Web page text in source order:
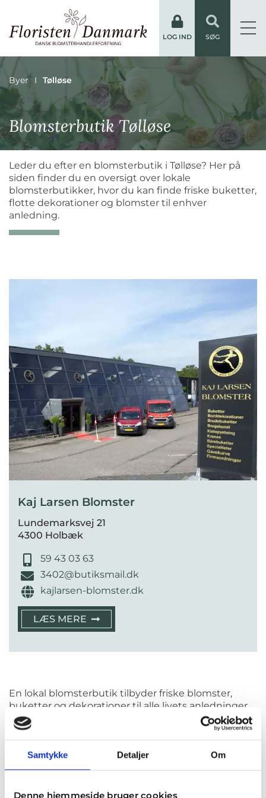
Samtykke Detaljer Om
Denne hjemmeside bruger cookies
LOG IND SØG
Byer Tølløse
Blomsterbutik Tølløse
Leder du efter en blomsterbutik i Tølløse? Her på
siden finder du en oversigt over lokale
blomsterbutikker, hvor du kan finde friske buketter,
flotte dekorationer og blomster til enhver
anledning.
Kaj Larsen Blomster
Lundemarksvej 21
4300 Holbæk
59 43 03 63
3402@butiksmail.dk
kajlarsen-blomster.dk
LÆS MERE
En lokal blomsterbutik tilbyder friske blomster,
buketter og dekorationer til alle livets anledninger
fra fødselsdag og konfirmation til bryllup og
begravelse. Hos en blomsterbutik i Tølløse får du
adgang til professionelt blomsterbinderi og
personlig betjening, uanset om du henter selv eller
får leveret direkte til døren.
På denne side finder du en samlet oversigt over